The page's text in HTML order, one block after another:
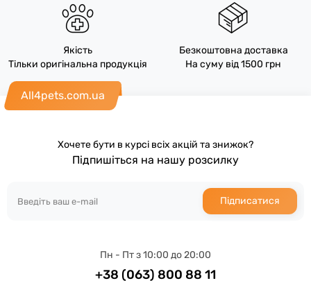
Якість
Тільки оригінальна продукція
Безкоштовна доставка
На суму від 1500 грн
All4pets.com.ua
Хочете бути в курсі всіх акцій та знижок?
Підпишіться на нашу розсилку
Підписатися
Пн - Пт з 10:00 до 20:00
+38 (063) 800 88 11